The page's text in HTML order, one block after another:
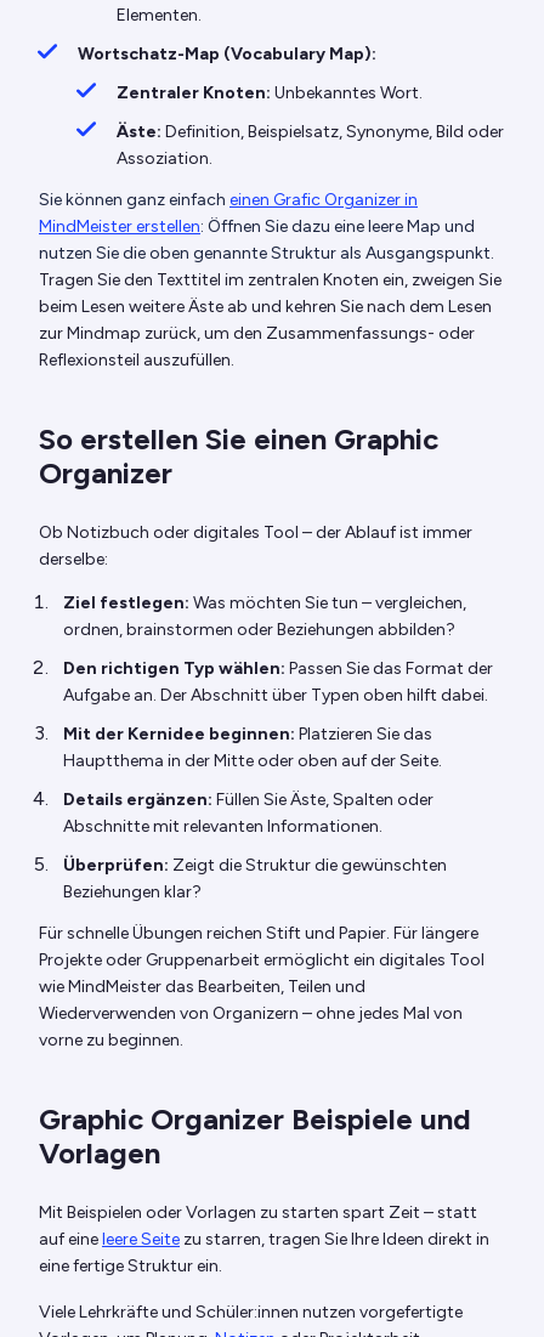
Elementen.
Wortschatz-Map (Vocabulary Map):
Zentraler Knoten: Unbekanntes Wort.
Äste: Definition, Beispielsatz, Synonyme, Bild oder
Assoziation.
Sie können ganz einfach einen Grafic Organizer in
MindMeister erstellen: Öffnen Sie dazu eine leere Map und
nutzen Sie die oben genannte Struktur als Ausgangspunkt.
Tragen Sie den Texttitel im zentralen Knoten ein, zweigen Sie
beim Lesen weitere Äste ab und kehren Sie nach dem Lesen
zur Mindmap zurück, um den Zusammenfassungs- oder
Reflexionsteil auszufüllen.
So erstellen Sie einen Graphic
Organizer
Ob Notizbuch oder digitales Tool – der Ablauf ist immer
derselbe:
Ziel festlegen: Was möchten Sie tun – vergleichen,
ordnen, brainstormen oder Beziehungen abbilden?
Den richtigen Typ wählen: Passen Sie das Format der
Aufgabe an. Der Abschnitt über Typen oben hilft dabei.
Mit der Kernidee beginnen: Platzieren Sie das
Hauptthema in der Mitte oder oben auf der Seite.
Details ergänzen: Füllen Sie Äste, Spalten oder
Abschnitte mit relevanten Informationen.
Überprüfen: Zeigt die Struktur die gewünschten
Beziehungen klar?
Für schnelle Übungen reichen Stift und Papier. Für längere
Projekte oder Gruppenarbeit ermöglicht ein digitales Tool
wie MindMeister das Bearbeiten, Teilen und
Wiederverwenden von Organizern – ohne jedes Mal von
vorne zu beginnen.
Graphic Organizer Beispiele und
Vorlagen
Mit Beispielen oder Vorlagen zu starten spart Zeit – statt
auf eineleere Seite zu starren, tragen Sie Ihre Ideen direkt in
eine fertige Struktur ein.
Viele Lehrkräfte und Schüler:innen nutzen vorgefertigte